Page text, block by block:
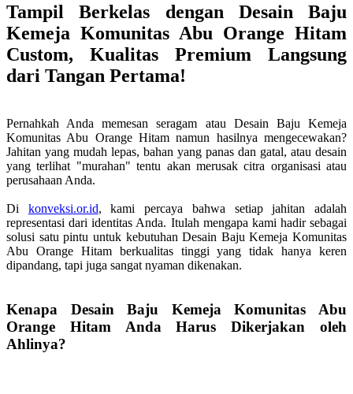
Tampil Berkelas dengan Desain Baju
Kemeja Komunitas Abu Orange Hitam
Custom, Kualitas Premium Langsung
dari Tangan Pertama!
Pernahkah Anda memesan seragam atau Desain Baju Kemeja
Komunitas Abu Orange Hitam namun hasilnya mengecewakan?
Jahitan yang mudah lepas, bahan yang panas dan gatal, atau desain
yang terlihat "murahan" tentu akan merusak citra organisasi atau
perusahaan Anda.
Di konveksi.or.id, kami percaya bahwa setiap jahitan adalah
representasi dari identitas Anda. Itulah mengapa kami hadir sebagai
solusi satu pintu untuk kebutuhan Desain Baju Kemeja Komunitas
Abu Orange Hitam berkualitas tinggi yang tidak hanya keren
dipandang, tapi juga sangat nyaman dikenakan.
Kenapa Desain Baju Kemeja Komunitas Abu
Orange Hitam Anda Harus Dikerjakan oleh
Ahlinya?